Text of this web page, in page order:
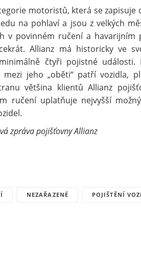
motoristů, která se
na pohlaví a jsou z velkých
v povinném ručení a
Allianz má historicky ve
čtyři pojistné
jeho „oběti“ patří vozidla,
většina klientů Allianz
ručení uplatňuje nejvyšší
zpráva pojišťovny Allianz
NEZAŘAZENÉ POJIŠTĚNÍ